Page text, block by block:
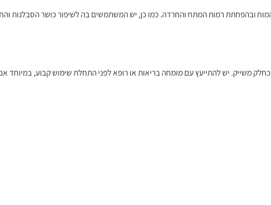
ובהפחתת רמות המתח והחרדה. כמו כן, יש המשתמשים בה לשיפור כושר הסבלנות
עם מים או כחלק משייק. יש להתייעץ עם מומחה בריאות או רופא לפני התחלת שימוש קבוע,